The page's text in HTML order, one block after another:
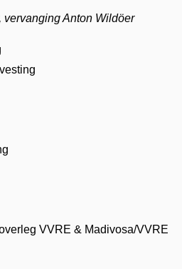
Anton Wildöer
VVRE & Madivosa/VVRE